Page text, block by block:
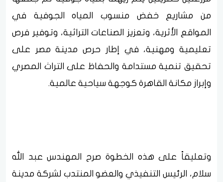
من مشاريع خفض منسوب المياه الجوفية في
المواقع الأثرية، وتعزيز الصناعات التراثية، وتوفير فرص
تعليمية ومهنية، في إطار حرص مدينة مصر على
تحقيق تنمية مستدامة والحفاظ على التراث المصري
وإبراز مكانة القاهرة كوجهة سياحية عالمية.
وتعليقاً على هذه الخطوة صرح المهندس عبد الله
سلام، الرئيس التنفيذي والعضو المنتدب لشركة مدينة